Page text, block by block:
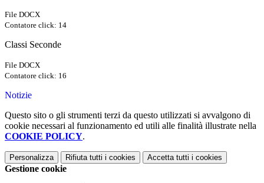
File DOCX
Contatore click: 14
Classi Seconde
File DOCX
Contatore click: 16
Notizie
Questo sito o gli strumenti terzi da questo utilizzati si avvalgono di
cookie necessari al funzionamento ed utili alle finalità illustrate nella
COOKIE POLICY.
Personalizza Rifiuta tutti i cookies Accetta tutti i cookies
Gestione cookie